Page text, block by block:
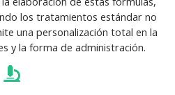
los tratamientos estándar no
una personalización total en la
y la forma de administración.